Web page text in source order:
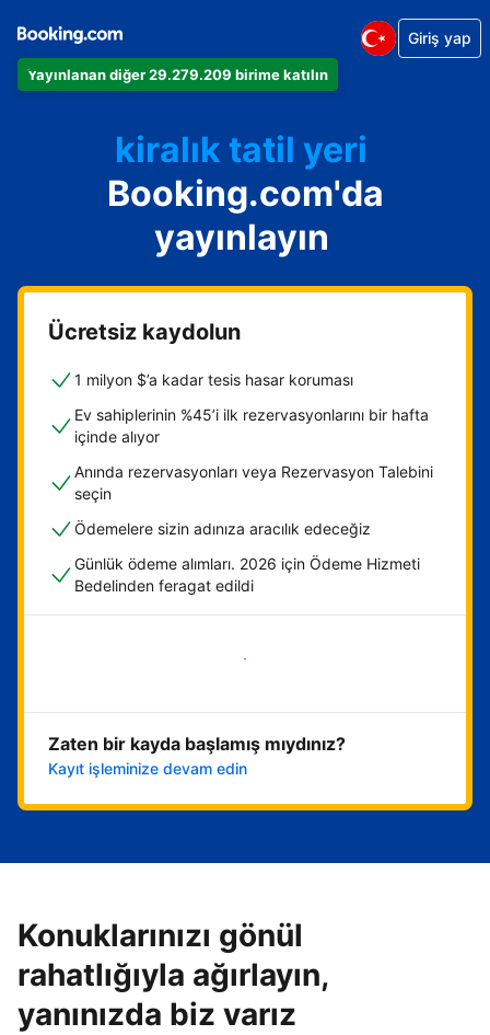
Yayınlanan diğer 29.279.209 birime katılın
Giriş yap
Dairenizi
Otelinizi
kiralık tatil yeri
Konukevinizi
Oda ve kahvaltı tesisinizi
Booking.com'da
yayınlayın
Ücretsiz kaydolun
1 milyon $’a kadar tesis hasar koruması
Ev sahiplerinin %45’i ilk rezervasyonlarını bir hafta
içinde alıyor
Anında rezervasyonları veya Rezervasyon Talebini
seçin
Ödemelere sizin adınıza aracılık edeceğiz
Günlük ödeme alımları. 2026 için Ödeme Hizmeti
Bedelinden feragat edildi
Hemen başla
Zaten bir kayda başlamış mıydınız?
Kayıt işleminize devam edin
Konuklarınızı gönül
rahatlığıyla ağırlayın,
yanınızda biz varız